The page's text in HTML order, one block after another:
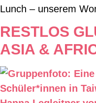
Lunch – unserem
RESTLOS
ASIA &